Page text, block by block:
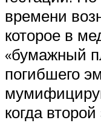
времени
которое в
«бумажный
погибшего
когда